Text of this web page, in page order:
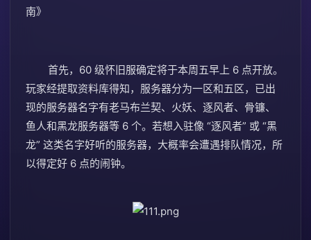
南》
首先，60 级怀旧服确定将于本周五早上 6 点开放。
玩家经提取资料库得知，服务器分为一区和五区，已出
现的服务器名字有老马布兰契、火妖、逐风者、骨镰、
鱼人和黑龙服务器等 6 个。若想入驻像 “逐风者” 或 “黑
龙” 这类名字好听的服务器，大概率会遭遇排队情况，所
以得定好 6 点的闹钟。